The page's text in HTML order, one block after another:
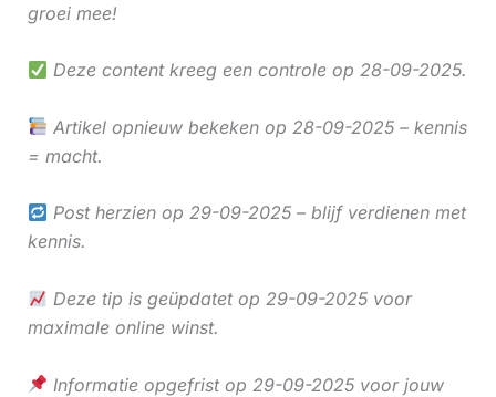
groei mee!
Deze content kreeg een controle op 28-09-2025.
Artikel opnieuw bekeken op 28-09-2025 – kennis
= macht.
Post herzien op 29-09-2025 – blijf verdienen met
kennis.
Deze tip is geüpdatet op 29-09-2025 voor
maximale online winst.
Informatie opgefrist op 29-09-2025 voor jouw